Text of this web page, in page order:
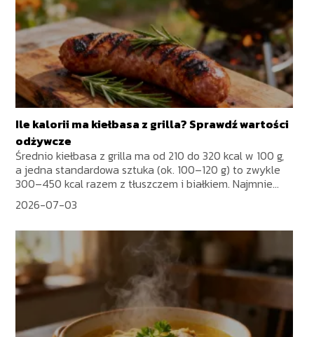
Ile kalorii ma kiełbasa z grilla? Sprawdź wartości
odżywcze
Średnio kiełbasa z grilla ma od 210 do 320 kcal w 100 g,
a jedna standardowa sztuka (ok. 100–120 g) to zwykle
300–450 kcal razem z tłuszczem i białkiem. Najmnie...
2026-07-03